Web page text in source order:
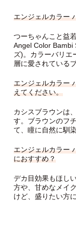
エンジェルカラー
つーちゃんこと益
Angel Color Bambi
ズ)。カラーバリエ
層に愛されている
エンジェルカラー
えてください。
カシスブラウンは
す。ブラウンのフ
て、瞳に自然に馴
エンジェルカラー
におすすめ？
デカ目効果もほし
方や、甘めなメイ
けど、盛りたい方